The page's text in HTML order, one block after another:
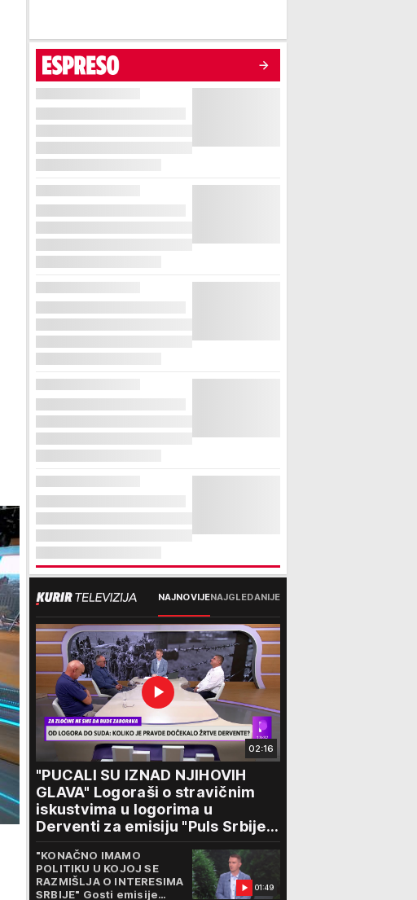
NAJNOVIJENAJGLEDANIJE
02:16
"PUCALI SU IZNAD NJIHOVIH
GLAVA" Logoraši o stravičnim
iskustvima u logorima u
Derventi za emisiju "Puls Srbije
vikend": "Tada je počela velika
tortura..."
01:49
"KONAČNO IMAMO
POLITIKU U KOJOJ SE
RAZMIŠLJA O INTERESIMA
SRBIJE" Gosti emisije